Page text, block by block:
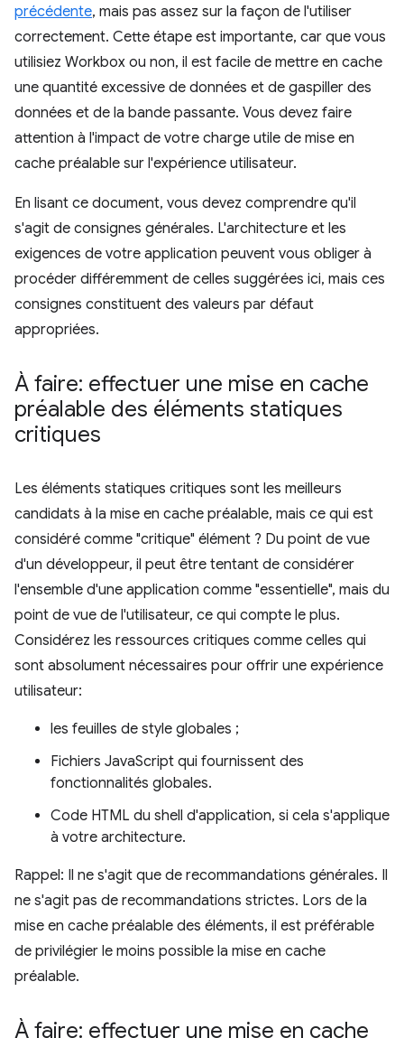
précédente, mais pas assez sur la façon de l'utiliser
correctement. Cette étape est importante, car que vous
utilisiez Workbox ou non, il est facile de mettre en cache
une quantité excessive de données et de gaspiller des
données et de la bande passante. Vous devez faire
attention à l'impact de votre charge utile de mise en
cache préalable sur l'expérience utilisateur.
En lisant ce document, vous devez comprendre qu'il
s'agit de consignes générales. L'architecture et les
exigences de votre application peuvent vous obliger à
procéder différemment de celles suggérées ici, mais ces
consignes constituent des valeurs par défaut
appropriées.
À faire: effectuer une mise en cache
préalable des éléments statiques
critiques
Les éléments statiques critiques sont les meilleurs
candidats à la mise en cache préalable, mais ce qui est
considéré comme "critique" élément ? Du point de vue
d'un développeur, il peut être tentant de considérer
l'ensemble d'une application comme "essentielle", mais du
point de vue de l'utilisateur, ce qui compte le plus.
Considérez les ressources critiques comme celles qui
sont absolument nécessaires pour offrir une expérience
utilisateur:
les feuilles de style globales ;
Fichiers JavaScript qui fournissent des
fonctionnalités globales.
Code HTML du shell d'application, si cela s'applique
à votre architecture.
Rappel: Il ne s'agit que de recommandations générales. Il
ne s'agit pas de recommandations strictes. Lors de la
mise en cache préalable des éléments, il est préférable
de privilégier le moins possible la mise en cache
préalable.
À faire: effectuer une mise en cache